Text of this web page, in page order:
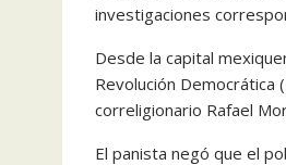
investigaciones
Desde la capital
Revolución Democrática
correligionario Rafael
El panista negó que el